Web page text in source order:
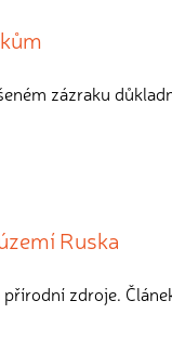
zázraku
Ruska
zdroje.